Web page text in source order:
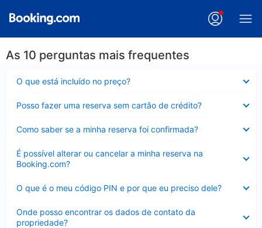
As 10 perguntas mais frequentes
O que está incluído no preço?
Posso fazer uma reserva sem cartão de crédito?
Como saber se a minha reserva foi confirmada?
É possível alterar ou cancelar a minha reserva na
Booking.com?
Contraído
O que é o meu código PIN e por que eu preciso dele?
Onde posso encontrar os dados de contato da
propriedade?